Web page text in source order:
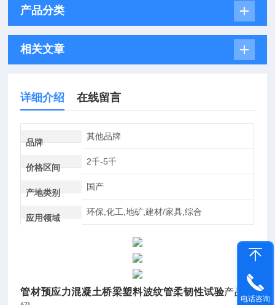
产品分类
相关文章
详细介绍 在线留言
品牌
其他品牌
价格区间
2千-5千
产地类别
国产
应用领域
环保,化工,地矿,建材/家具,综合
管材预应力混凝土桥梁塑料波纹管柔韧性试验产品介
电话咨询